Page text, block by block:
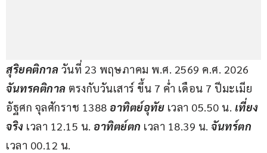
สุริยคติกาล วันที่ 23 พฤษภาคม พ.ศ. 2569 ค.ศ. 2026
จันทรคติกาล ตรงกับวันเสาร์ ขึ้น 7 ค่ำ เดือน 7 ปีมะเมีย
อัฐศก จุลศักราช 1388 อาทิตย์อุทัย เวลา 05.50 น. เที่ยง
จริง เวลา 12.15 น. อาทิตย์ตก เวลา 18.39 น. จันทร์ตก
เวลา 00.12 น.